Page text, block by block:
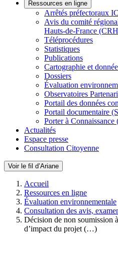
Ressources en ligne
Arrêtés préfectoraux
Avis du comité
Hauts-de-France
Téléprocédures
Statistiques
Publications
Cartographie et
Dossiers
Évaluation
Observatoires
Portail des données
Portail documentaire
Porter à Connaissance
Actualités
Espace presse
Consultation Citoyenne
Voir le fil d’Ariane
Accueil
Ressources en ligne
Évaluation environnementale
Consultation des avis,
Décision de non soumission
d’impact du projet (…)